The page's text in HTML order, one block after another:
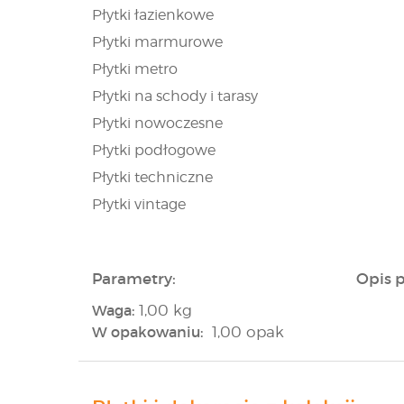
Płytki łazienkowe
Płytki marmurowe
Płytki metro
Płytki na schody i tarasy
Płytki nowoczesne
Płytki podłogowe
Płytki techniczne
Płytki vintage
Parametry:
Waga: 1,00 kg
W opakowaniu: 1,00 opak
Opis